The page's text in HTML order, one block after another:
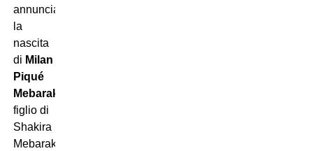
annunciare
la
nascita
di Milan
Piqué
Mebarak
figlio di
Shakira
Mebarak